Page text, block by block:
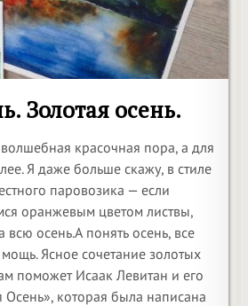
Золотая осень.
красочная пора, а для
Я даже больше скажу, в стиле
паровозика — если
оранжевым цветом листвы,
осень.А понять осень, все
Ясное сочетание золотых
поможет Исаак Левитан и его
Осень», которая была написана